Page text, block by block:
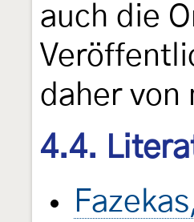
auch die
daher von
4.4.